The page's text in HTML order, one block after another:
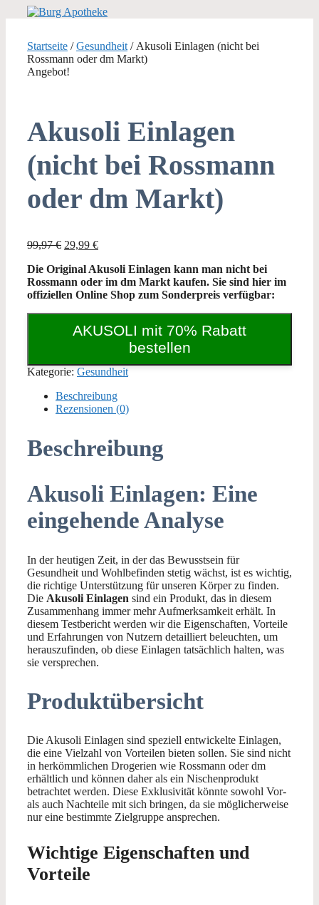
Startseite /Gesundheit / Akusoli Einlagen (nicht bei
Rossmann oder dm Markt)
Angebot!
Akusoli Einlagen
(nicht bei Rossmann
oder dm Markt)
99,97€ Ursprünglicher
war:
99,97 €
29,99 €Aktueller
ist:
29,99 €.
Die Original Akusoli Einlagen kann man nicht bei
Rossmann oder im dm Markt kaufen. Sie sind hier im
offiziellen Online Shop zum Sonderpreis verfügbar:
AKUSOLI mit 70% Rabatt
bestellen
Kategorie: Gesundheit
Beschreibung
Rezensionen (0)
Beschreibung
Akusoli Einlagen: Eine
eingehende Analyse
In der heutigen Zeit, in der das Bewusstsein für
Gesundheit und Wohlbefinden stetig wächst, ist es wichtig,
die richtige Unterstützung für unseren Körper zu finden.
Die Akusoli Einlagen sind ein Produkt, das in diesem
Zusammenhang immer mehr Aufmerksamkeit erhält. In
diesem Testbericht werden wir die Eigenschaften, Vorteile
und Erfahrungen von Nutzern detailliert beleuchten, um
herauszufinden, ob diese Einlagen tatsächlich halten, was
sie versprechen.
Produktübersicht
Die Akusoli Einlagen sind speziell entwickelte Einlagen,
die eine Vielzahl von Vorteilen bieten sollen. Sie sind nicht
in herkömmlichen Drogerien wie Rossmann oder dm
erhältlich und können daher als ein Nischenprodukt
betrachtet werden. Diese Exklusivität könnte sowohl Vor-
als auch Nachteile mit sich bringen, da sie möglicherweise
nur eine bestimmte Zielgruppe ansprechen.
Wichtige Eigenschaften und
Vorteile